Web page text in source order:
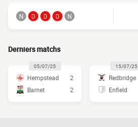
N D D D N
Derniers matchs
05/07/25
Hempstead
2
Barnet
2
15/07/25
Redbridge
Enfield